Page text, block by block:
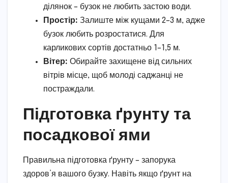
ділянок – бузок не любить застою води.
Простір: Залиште між кущами 2–3 м, адже
бузок любить розростатися. Для
карликових сортів достатньо 1–1,5 м.
Вітер: Обирайте захищене від сильних
вітрів місце, щоб молоді саджанці не
постраждали.
Підготовка ґрунту та
посадкової ями
Правильна підготовка ґрунту – запорука
здоров’я вашого бузку. Навіть якщо ґрунт на